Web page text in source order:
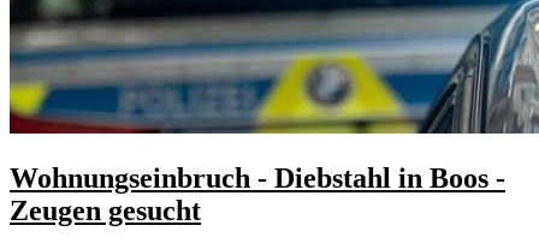
Wohnungseinbruch - Diebstahl in Boos -
Zeugen gesucht